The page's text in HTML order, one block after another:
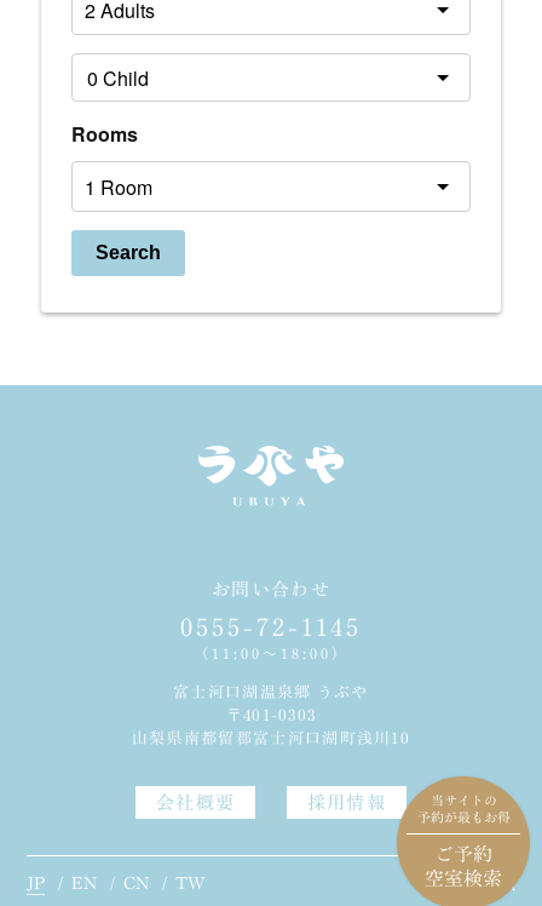
当サイトの
予約が最もお得
ご予約
空室検索
Rooms
Search
お問い合わせ
0555-72-1145
（11:00～18:00）
富士河口湖温泉郷 うぶや
〒401-0303
山梨県南都留郡富士河口湖町浅川10
会社概要 採用情報
JP EN CN TW ©UBUYA